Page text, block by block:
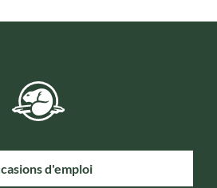
d'emploi